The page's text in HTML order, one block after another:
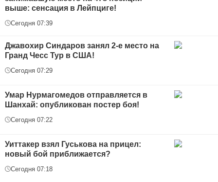
выше: сенсация в Лейпциге!
Сегодня 07:39
Джавохир Синдаров занял 2-е место на
Гранд Чесс Тур в США!
Сегодня 07:29
Умар Нурмагомедов отправляется в
Шанхай: опубликован постер боя!
Сегодня 07:22
Уиттакер взял Гуськова на прицел:
новый бой приближается?
Сегодня 07:18